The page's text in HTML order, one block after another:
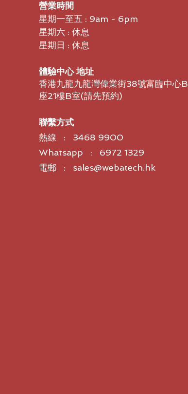
營業時間
星期一至五 : 9am - 6pm
星期六 : 休息
星期日 : 休息
體驗中心 地址
香港九龍九龍灣偉業街38號富臨中心B
座21樓B室​(請先預約)
聯繫方式
熱線 : 3468 9900
Whatsapp : 6972 1329
電郵 : sales@webatech.hk